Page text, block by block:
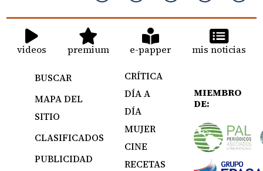
videos premium e-papper mis noticias
BUSCAR
MAPA DEL
SITIO
CLASIFICADOS
PUBLICIDAD
CRÍTICA
DÍA A
DÍA
MUJER
CINE
RECETAS
MIEMBRO
DE: